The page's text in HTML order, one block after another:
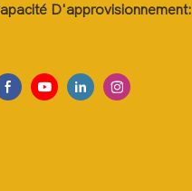
D'approvisionnement: